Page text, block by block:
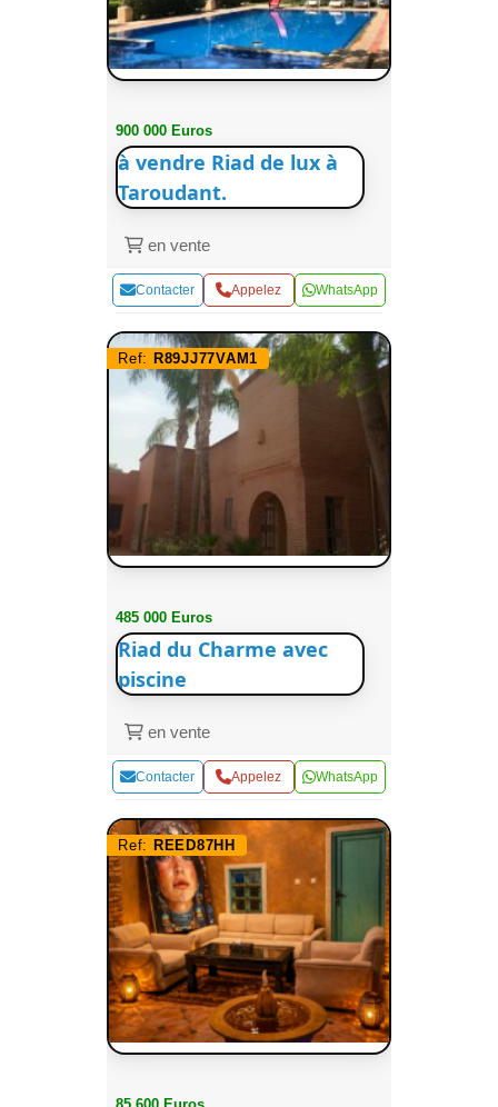
900 000 Euros
à vendre Riad de lux à
Taroudant.
en vente
Contacter Appelez WhatsApp
Ref: R89JJ77VAM1
485 000 Euros
Riad du Charme avec
piscine
en vente
Contacter Appelez WhatsApp
Ref: REED87HH